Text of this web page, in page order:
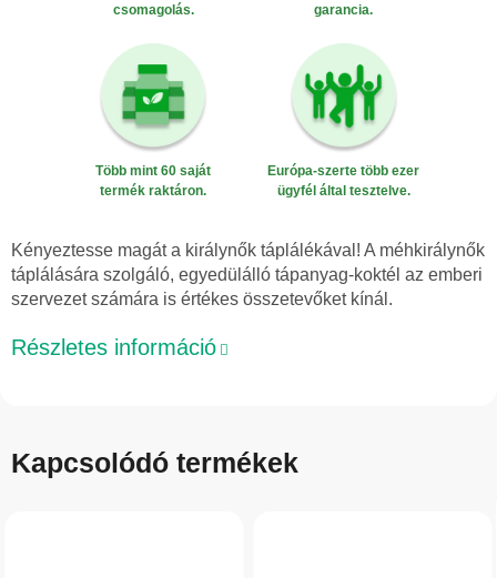
csomagolás.
garancia.
Több mint 60 saját
termék raktáron.
Európa-szerte több ezer
ügyfél által tesztelve.
Kényeztesse magát a királynők táplálékával! A méhkirálynők
táplálására szolgáló, egyedülálló tápanyag-koktél az emberi
szervezet számára is értékes összetevőket kínál.
Részletes információ
Kapcsolódó termékek